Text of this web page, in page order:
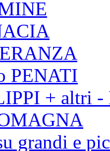
PENATI
+ altri -
grandi e